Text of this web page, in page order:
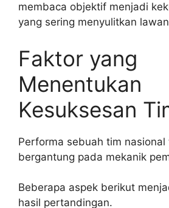
membaca objektif menjadi
yang sering menyulitkan
Faktor yang
Menentukan
Kesuksesan
Performa sebuah tim nasional
bergantung pada mekanik
Beberapa aspek berikut
hasil pertandingan.